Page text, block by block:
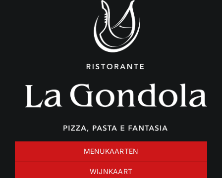
MENUKAARTEN
WIJNKAART